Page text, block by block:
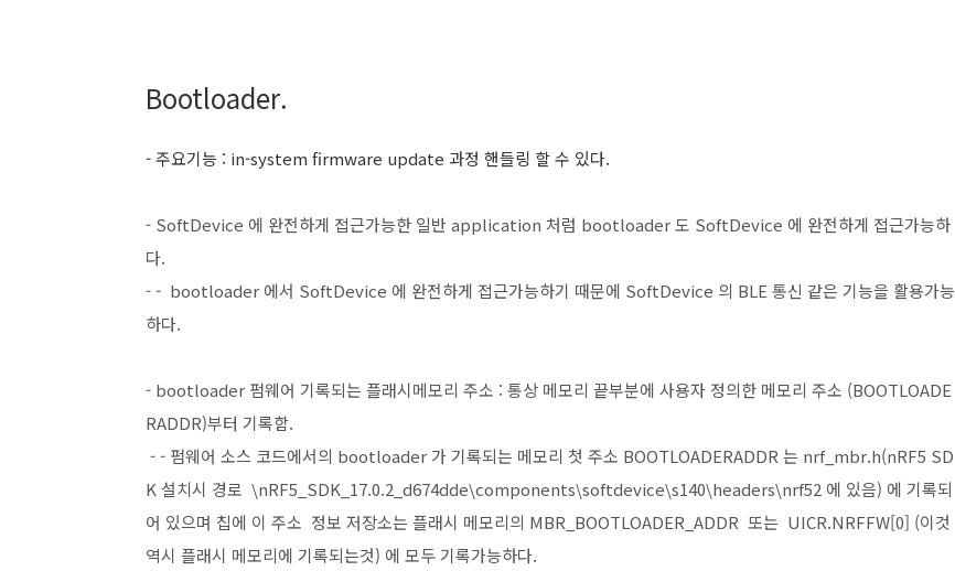
Bootloader.
- 주요기능 : in-system firmware update 과정 핸들링 할 수 있다.
- SoftDevice 에 완전하게 접근가능한 일반 application 처럼 bootloader 도 SoftDevice 에 완전하게 접근가능하
다.
- - bootloader 에서 SoftDevice 에 완전하게 접근가능하기 때문에 SoftDevice 의 BLE 통신 같은 기능을 활용가능
하다.
- bootloader 펌웨어 기록되는 플래시메모리 주소 : 통상 메모리 끝부분에 사용자 정의한 메모리 주소 (BOOTLOADE
RADDR)부터 기록함.
- - 펌웨어 소스 코드에서의 bootloader 가 기록되는 메모리 첫 주소 BOOTLOADERADDR 는 nrf_mbr.h(nRF5 SD
K 설치시 경로 \nRF5_SDK_17.0.2_d674dde\components\softdevice\s140\headers\nrf52 에 있음) 에 기록되
어 있으며 칩에 이 주소 정보 저장소는 플래시 메모리의 MBR_BOOTLOADER_ADDR 또는 UICR.NRFFW[0] (이것
역시 플래시 메모리에 기록되는것) 에 모두 기록가능하다.